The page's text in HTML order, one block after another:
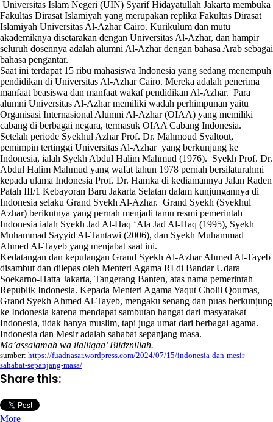
Universitas Islam Negeri (UIN) Syarif Hidayatullah Jakarta membuka
Fakultas Dirasat Islamiyah yang merupakan replika Fakultas Dirasat
Islamiyah Universitas Al-Azhar Cairo. Kurikulum dan mutu
akademiknya disetarakan dengan Universitas Al-Azhar, dan hampir
seluruh dosennya adalah alumni Al-Azhar dengan bahasa Arab sebagai
bahasa pengantar.
Saat ini terdapat 15 ribu mahasiswa Indonesia yang sedang menempuh
pendidikan di Universitas Al-Azhar Cairo. Mereka adalah penerima
manfaat beasiswa dan manfaat wakaf pendidikan Al-Azhar. Para
alumni Universitas Al-Azhar memiliki wadah perhimpunan yaitu
Organisasi Internasional Alumni Al-Azhar (OIAA) yang memiliki
cabang di berbagai negara, termasuk OIAA Cabang Indonesia.
Setelah periode Syekhul Azhar Prof. Dr. Mahmoud Syaltout,
pemimpin tertinggi Universitas Al-Azhar yang berkunjung ke
Indonesia, ialah Syekh Abdul Halim Mahmud (1976). Syekh Prof. Dr.
Abdul Halim Mahmud yang wafat tahun 1978 pernah bersilaturahmi
kepada ulama Indonesia Prof. Dr. Hamka di kediamannya Jalan Raden
Patah III/1 Kebayoran Baru Jakarta Selatan dalam kunjungannya di
Indonesia selaku Grand Syekh Al-Azhar. Grand Syekh (Syekhul
Azhar) berikutnya yang pernah menjadi tamu resmi pemerintah
Indonesia ialah Syekh Jad Al-Haq ‘Ala Jad Al-Haq (1995), Syekh
Muhammad Sayyid Al-Tantawi (2006), dan Syekh Muhammad
Ahmed Al-Tayeb yang menjabat saat ini.
Kedatangan dan kepulangan Grand Syekh Al-Azhar Ahmed Al-Tayeb
disambut dan dilepas oleh Menteri Agama RI di Bandar Udara
Soekarno-Hatta Jakarta, Tangerang Banten, atas nama pemerintah
Republik Indonesia. Kepada Menteri Agama Yaqut Cholil Qoumas,
Grand Syekh Ahmed Al-Tayeb, mengaku senang dan puas berkunjung
ke Indonesia karena mendapat sambutan hangat dari masyarakat
Indonesia, tidak hanya muslim, tapi juga umat dari berbagai agama.
Indonesia dan Mesir adalah sahabat sepanjang masa.
Ma’assalamah wa ilalliqaa’ Biidznillah.
sumber: https://fuadnasar.wordpress.com/2024/07/15/indonesia-dan-mesir-
sahabat-sepanjang-masa/
Share this:
More